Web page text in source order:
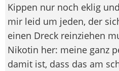
Kippen nur noch eklig
mir leid um jeden, der
einen Dreck reinziehen
Nikotin her: meine ganz
damit ist, dass das am